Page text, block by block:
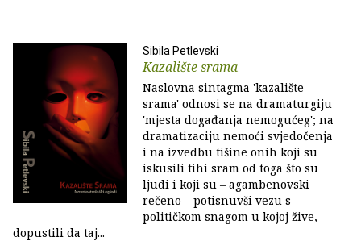
Sibila Petlevski
Kazalište srama
Naslovna sintagma 'kazalište
srama' odnosi se na dramaturgiju
'mjesta događanja nemogućeg'; na
dramatizaciju nemoći svjedočenja
i na izvedbu tišine onih koji su
iskusili tihi sram od toga što su
ljudi i koji su – agambenovski
rečeno – potisnuvši vezu s
političkom snagom u kojoj žive,
dopustili da taj...